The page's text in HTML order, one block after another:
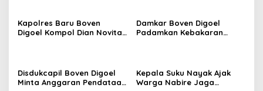
Kapolres Baru Boven
Digoel Kompol Dian Novita
Damkar Boven Digoel
Padamkan Kebakaran
Disdukcapil Boven Digoel
Minta Anggaran Pendataan
Kepala Suku Nayak Ajak
Warga Nabire Jaga